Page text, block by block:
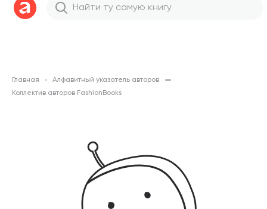
Главная
Алфавитный указатель авторов
Коллектив авторов FashionBooks